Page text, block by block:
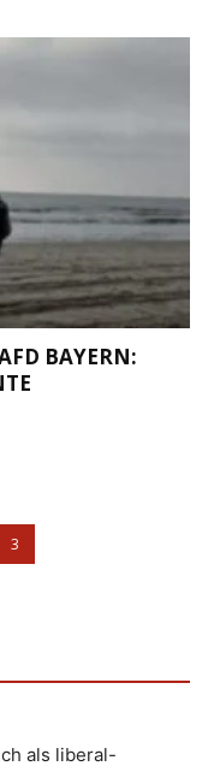
BAYERN:
3
als liberal-